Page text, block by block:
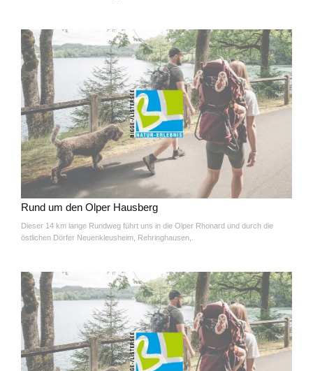
Rund um den Olper Hausberg
Dieser 14 km lange Rundweg führt uns in die Olper Rhonard und durch die
östlichen Dörfer Neuenkleusheim, Rehringhausen,.